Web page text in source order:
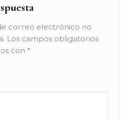
correo electrónico no
Los campos obligatorios
con *